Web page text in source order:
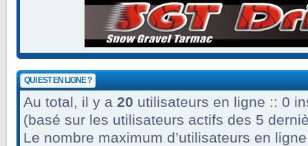
QUI EST EN LIGNE ?
Au total, il y a 20 utilisateurs en ligne :: 0
(basé sur les utilisateurs actifs des 5
Le nombre maximum d’utilisateurs en